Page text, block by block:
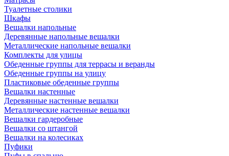
Туалетные столики
Шкафы
Вешалки напольные
Деревянные напольные вешалки
Металлические напольные вешалки
Комплекты для улицы
Обеденные группы для террасы и веранды
Обеденные группы на улицу
Пластиковые обеденные группы
Вешалки настенные
Деревянные настенные вешалки
Металлические настенные вешалки
Вешалки гардеробные
Вешалки со штангой
Вешалки на колесиках
Пуфики